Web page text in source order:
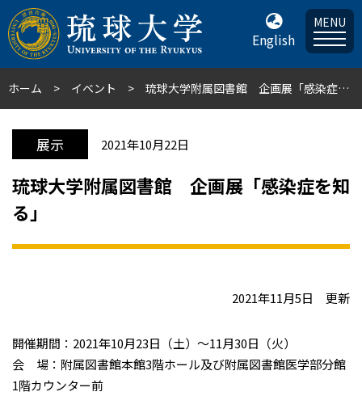
English
MENU
ホーム イベント 琉球大学附属図書館 企画展「感染症を知る」
展示 2021年10月22日
琉球大学附属図書館 企画展「感染症を知
る」
2021年11月5日 更新
開催期間：2021年10月23日（土）～11月30日（火）
会 場：附属図書館本館3階ホール及び附属図書館医学部分館
1階カウンター前